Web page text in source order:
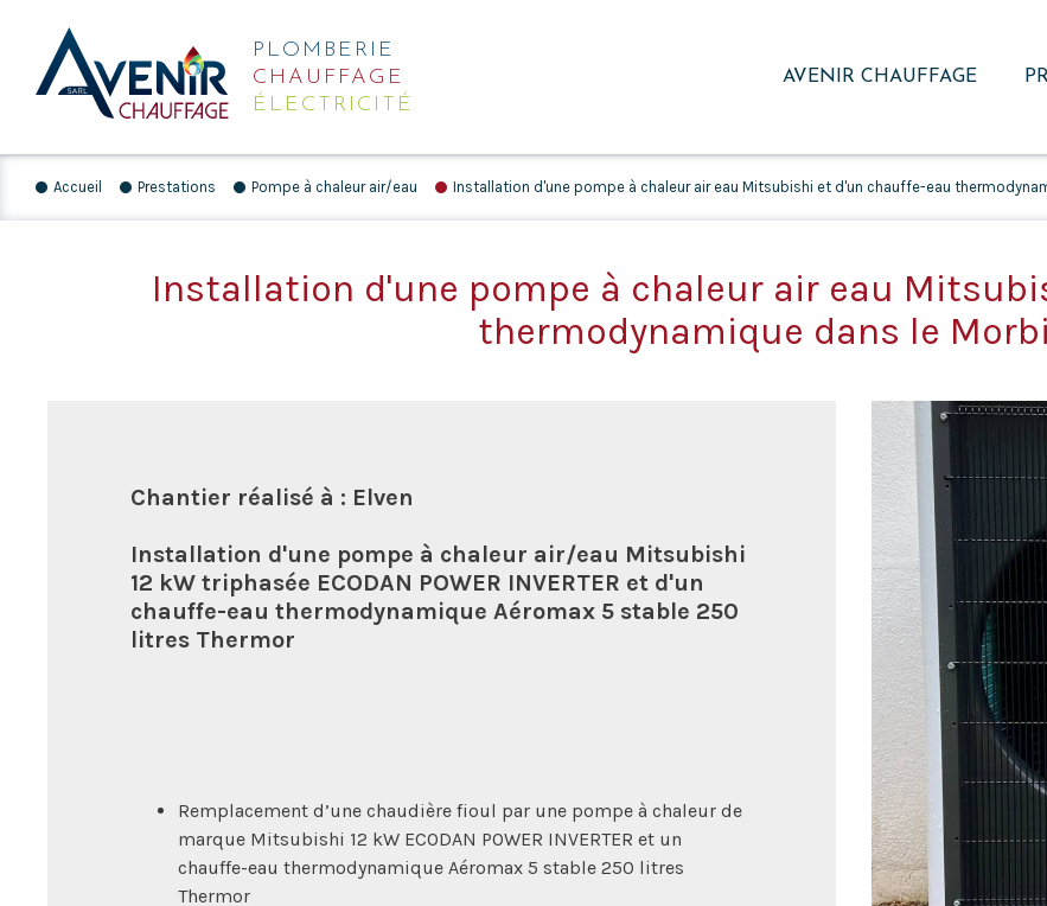
PLOMBERIE
CHAUFFAGE
ÉLECTRICITÉ
AVENIR CHAUFFAGE
Accueil Prestations Pompe à chaleur air/eau Installation d'une pompe à chaleur air eau Mitsubishi et d'un chauffe-eau
Installation d'une pompe à chaleur air eau
thermodynamique dans le
Chantier réalisé à : Elven
Installation d'une pompe à chaleur air/eau Mitsubishi
12 kW triphasée ECODAN POWER INVERTER et d'un
chauffe-eau thermodynamique Aéromax 5 stable 250
litres Thermor
Remplacement d’une chaudière fioul par une pompe à chaleur de
marque Mitsubishi 12 kW ECODAN POWER INVERTER et un
chauffe-eau thermodynamique Aéromax 5 stable 250 litres
Thermor